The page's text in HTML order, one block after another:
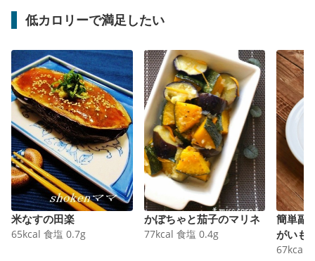
低カロリーで満足したい
米なすの田楽
65kcal 食塩 0.7g
かぼちゃと茄子のマリネ
77kcal 食塩 0.4g
簡単副
がいも
67kcal